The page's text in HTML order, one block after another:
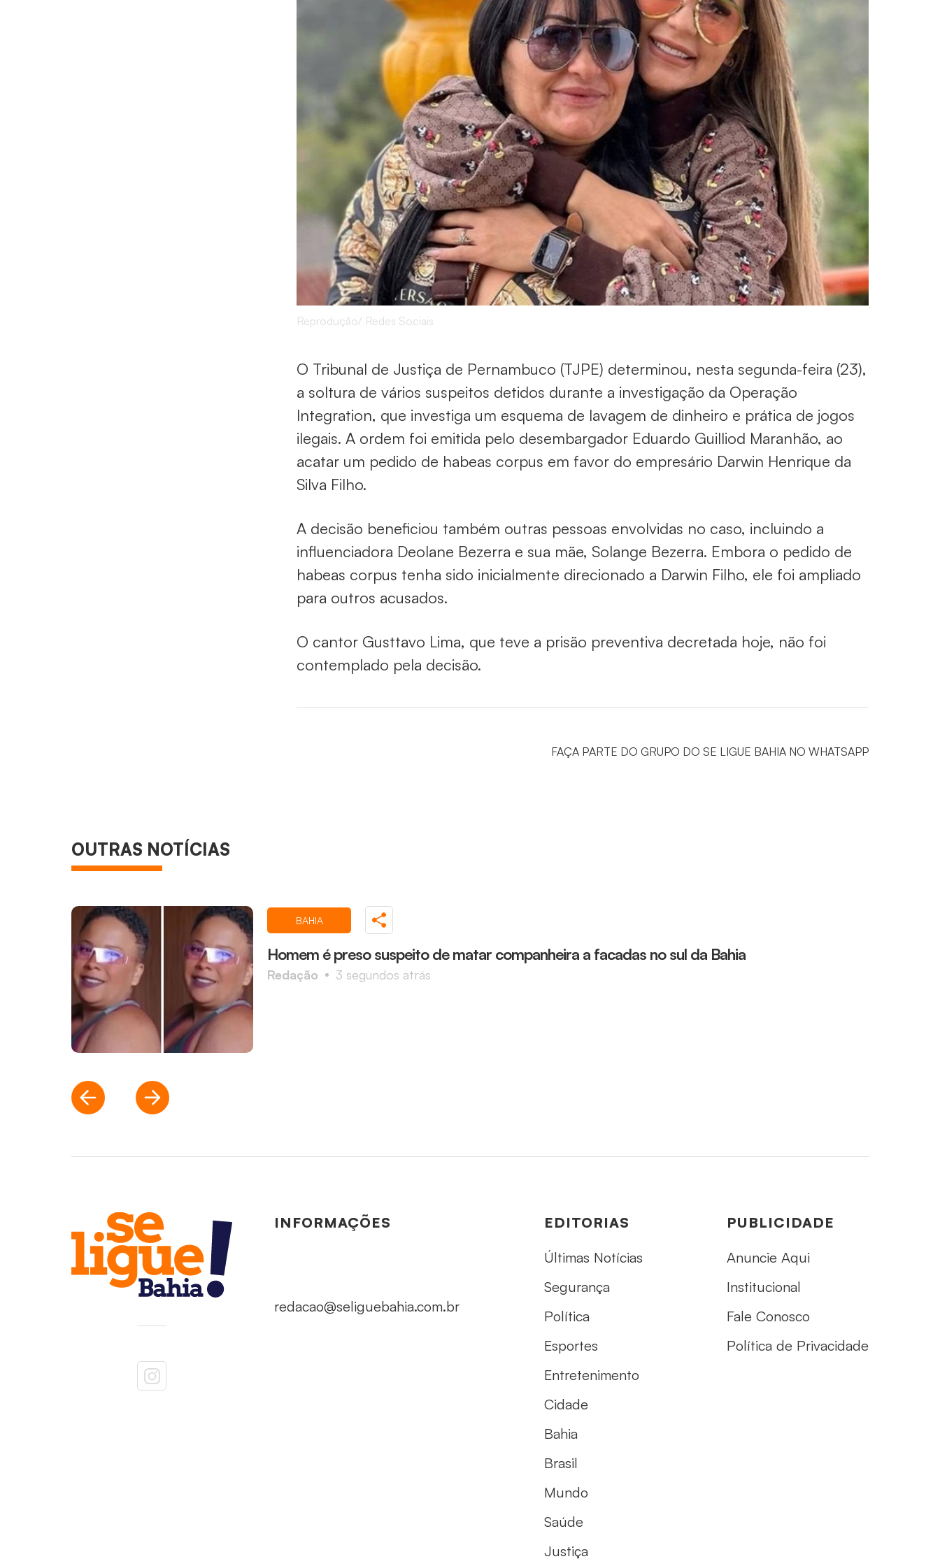
Reprodução/ Redes Sociais
O Tribunal de Justiça de Pernambuco (TJPE) determinou, nesta segunda-feira (23),
a soltura de vários suspeitos detidos durante a investigação da Operação
Integration, que investiga um esquema de lavagem de dinheiro e prática de jogos
ilegais. A ordem foi emitida pelo desembargador Eduardo Guilliod Maranhão, ao
acatar um pedido de habeas corpus em favor do empresário Darwin Henrique da
Silva Filho.
A decisão beneficiou também outras pessoas envolvidas no caso, incluindo a
influenciadora Deolane Bezerra e sua mãe, Solange Bezerra. Embora o pedido de
habeas corpus tenha sido inicialmente direcionado a Darwin Filho, ele foi ampliado
para outros acusados.
O cantor Gusttavo Lima, que teve a prisão preventiva decretada hoje, não foi
contemplado pela decisão.
FAÇA PARTE DO GRUPO DO SE LIGUE BAHIA NO WHATSAPP
OUTRAS NOTÍCIAS
BAHIA
Homem é preso suspeito de matar companheira a facadas no sul da Bahia
Redação 3 segundos atrás
INFORMAÇÕES
redacao@seliguebahia.com.br
EDITORIAS
Últimas Notícias
Segurança
Política
Esportes
Entretenimento
Cidade
Bahia
Brasil
Mundo
Saúde
Justiça
PUBLICIDADE
Anuncie Aqui
Institucional
Fale Conosco
Política de Privacidade